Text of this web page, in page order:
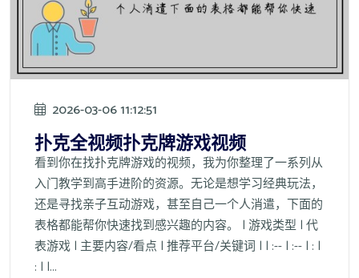
2026-03-06 11:12:51
扑克全视频扑克牌游戏视频
看到你在找扑克牌游戏的视频，我为你整理了一系列从
入门教学到高手进阶的资源。无论是想学习经典玩法，
还是寻找亲子互动游戏，甚至自己一个人消遣，下面的
表格都能帮你快速找到感兴趣的内容。 | 游戏类型 | 代
表游戏 | 主要内容/看点 | 推荐平台/关键词 | | :-- | :-- | : |
: | |...